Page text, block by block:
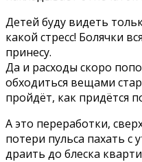
Детей буду видеть
какой стресс! Болячки
принесу.
Да и расходы скоро
обходиться вещами
пройдёт, как придётся
А это переработки,
потери пульса пахать с
драить до блеска